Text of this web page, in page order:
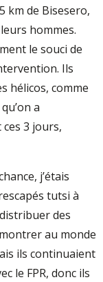
km de Bisesero,
hommes.
le souci de
Ils
hélicos, comme
a
3 jours,
j’étais
tutsi à
des
au monde
ils continuaient
le FPR, donc ils